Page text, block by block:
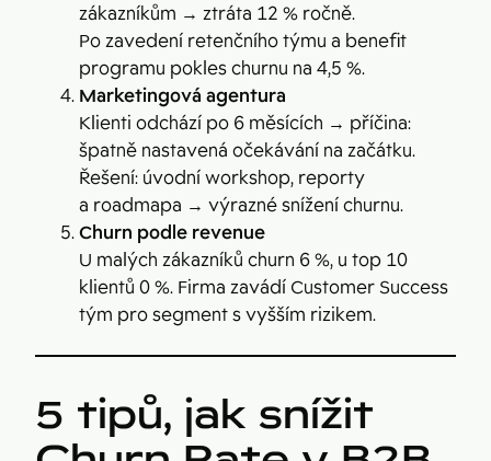
zákazníkům → ztráta 12 % ročně.
Po zavedení retenčního týmu a benefit
programu pokles churnu na 4,5 %.
Marketingová agentura
Klienti odchází po 6 měsících → příčina:
špatně nastavená očekávání na začátku.
Řešení: úvodní workshop, reporty
a roadmapa → výrazné snížení churnu.
Churn podle revenue
U malých zákazníků churn 6 %, u top 10
klientů 0 %. Firma zavádí Customer Success
tým pro segment s vyšším rizikem.
5 tipů, jak snížit